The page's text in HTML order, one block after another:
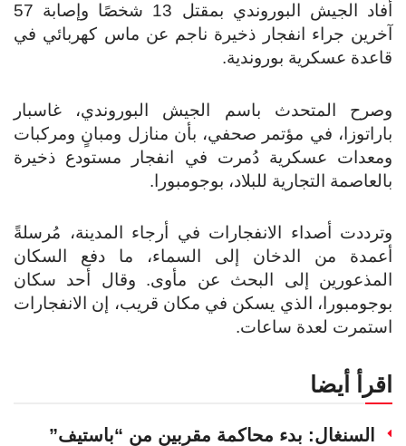
أفاد الجيش البوروندي بمقتل 13 شخصًا وإصابة 57
آخرين جراء انفجار ذخيرة ناجم عن ماس كهربائي في
قاعدة عسكرية بوروندية.
وصرح المتحدث باسم الجيش البوروندي، غاسبار
باراتوزا، في مؤتمر صحفي، بأن منازل ومبانٍ ومركبات
ومعدات عسكرية دُمرت في انفجار مستودع ذخيرة
بالعاصمة التجارية للبلاد، بوجومبورا.
وترددت أصداء الانفجارات في أرجاء المدينة، مُرسلةً
أعمدة من الدخان إلى السماء، ما دفع السكان
المذعورين إلى البحث عن مأوى. وقال أحد سكان
بوجومبورا، الذي يسكن في مكان قريب، إن الانفجارات
استمرت لعدة ساعات.
اقرأ أيضا
السنغال: بدء محاكمة مقربين من “باستيف”